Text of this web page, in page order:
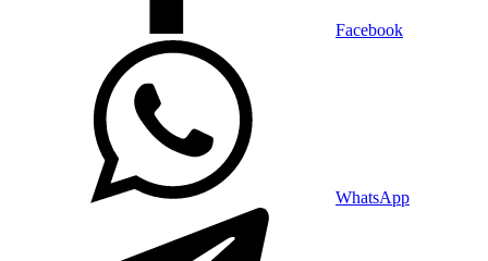
Facebook
WhatsApp